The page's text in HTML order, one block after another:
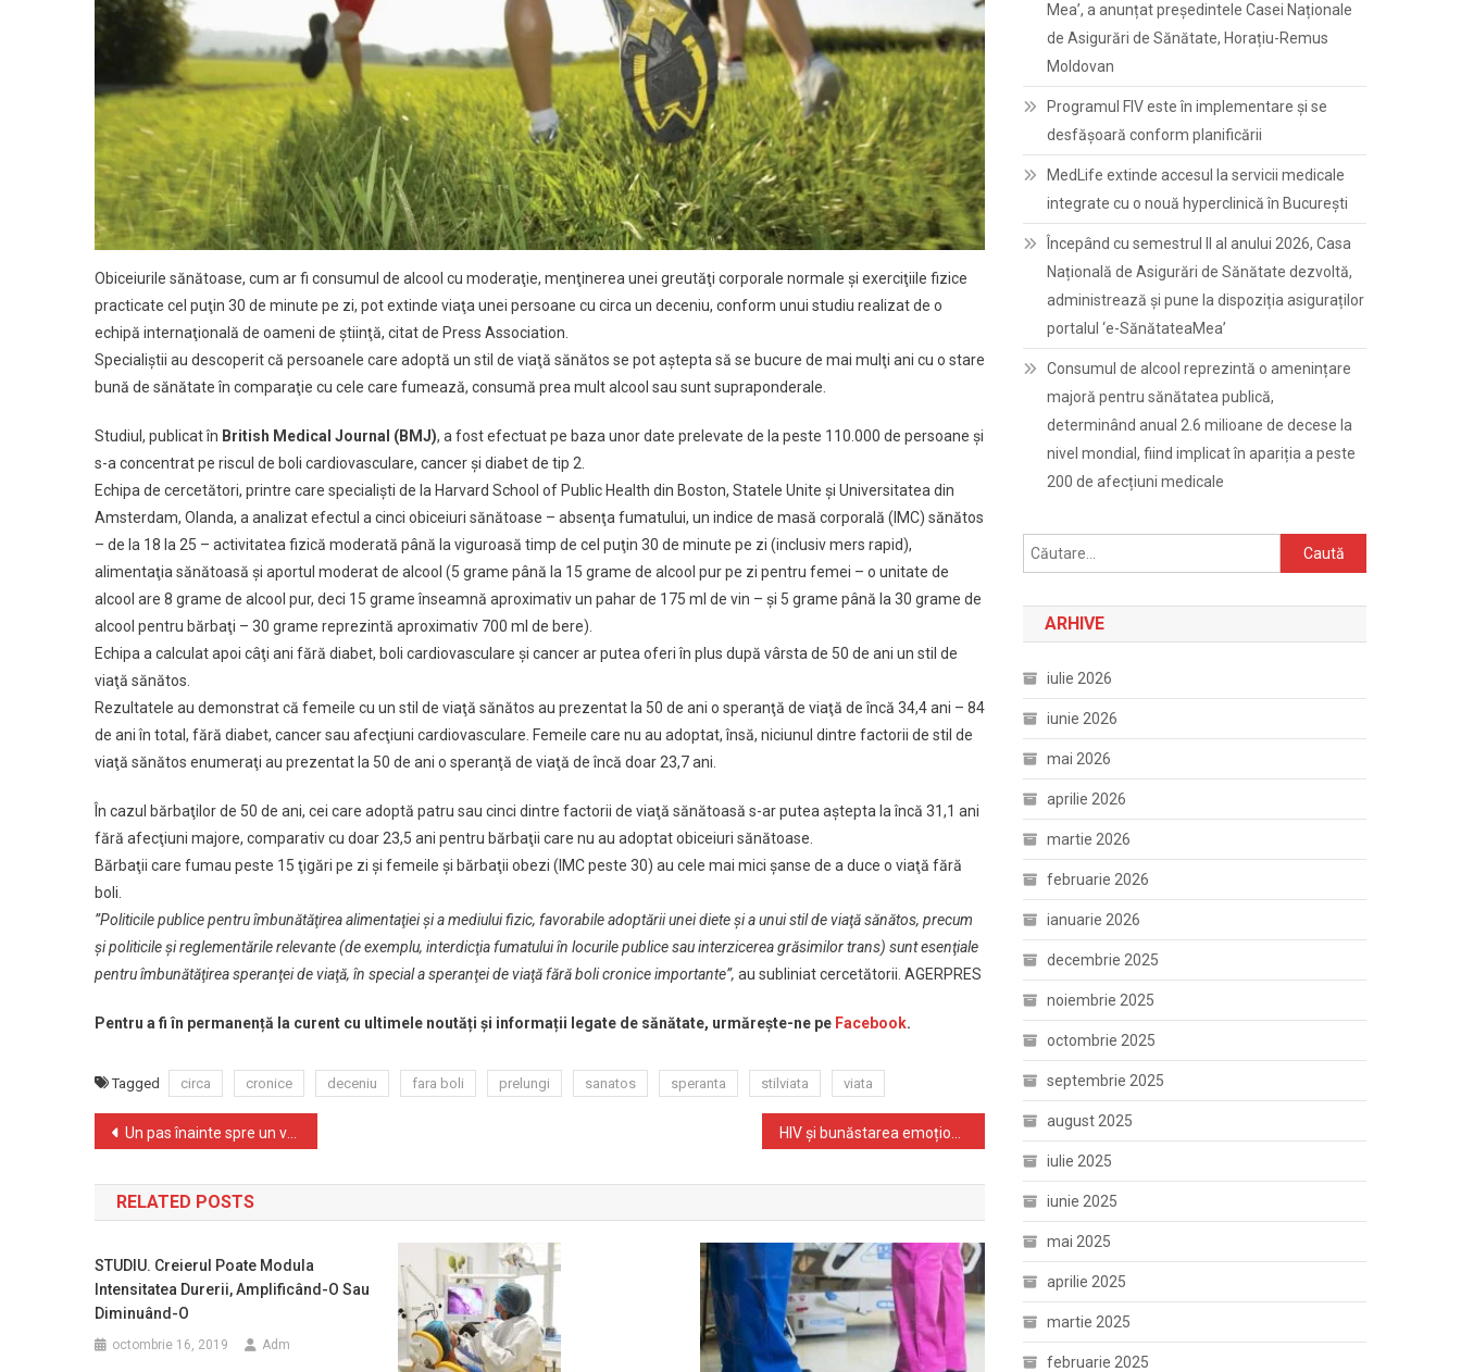
Obiceiurile sănătoase, cum ar fi consumul de alcool cu moderaţie, menţinerea unei greutăţi corporale normale şi exerciţiile fizice
practicate cel puţin 30 de minute pe zi, pot extinde viaţa unei persoane cu circa un deceniu, conform unui studiu realizat de o
echipă internaţională de oameni de ştiinţă, citat de Press Association.
Specialiştii au descoperit că persoanele care adoptă un stil de viaţă sănătos se pot aştepta să se bucure de mai mulţi ani cu o stare
bună de sănătate în comparaţie cu cele care fumează, consumă prea mult alcool sau sunt supraponderale.
Studiul, publicat în British Medical Journal (BMJ), a fost efectuat pe baza unor date prelevate de la peste 110.000 de persoane şi
s-a concentrat pe riscul de boli cardiovasculare, cancer şi diabet de tip 2.
Echipa de cercetători, printre care specialişti de la Harvard School of Public Health din Boston, Statele Unite şi Universitatea din
Amsterdam, Olanda, a analizat efectul a cinci obiceiuri sănătoase – absenţa fumatului, un indice de masă corporală (IMC) sănătos
– de la 18 la 25 – activitatea fizică moderată până la viguroasă timp de cel puţin 30 de minute pe zi (inclusiv mers rapid),
alimentaţia sănătoasă şi aportul moderat de alcool (5 grame până la 15 grame de alcool pur pe zi pentru femei – o unitate de
alcool are 8 grame de alcool pur, deci 15 grame înseamnă aproximativ un pahar de 175 ml de vin – şi 5 grame până la 30 grame de
alcool pentru bărbaţi – 30 grame reprezintă aproximativ 700 ml de bere).
Echipa a calculat apoi câţi ani fără diabet, boli cardiovasculare şi cancer ar putea oferi în plus după vârsta de 50 de ani un stil de
viaţă sănătos.
Rezultatele au demonstrat că femeile cu un stil de viaţă sănătos au prezentat la 50 de ani o speranţă de viaţă de încă 34,4 ani – 84
de ani în total, fără diabet, cancer sau afecţiuni cardiovasculare. Femeile care nu au adoptat, însă, niciunul dintre factorii de stil de
viaţă sănătos enumeraţi au prezentat la 50 de ani o speranţă de viaţă de încă doar 23,7 ani.
În cazul bărbaţilor de 50 de ani, cei care adoptă patru sau cinci dintre factorii de viaţă sănătoasă s-ar putea aştepta la încă 31,1 ani
fără afecţiuni majore, comparativ cu doar 23,5 ani pentru bărbaţii care nu au adoptat obiceiuri sănătoase.
Bărbaţii care fumau peste 15 ţigări pe zi şi femeile şi bărbaţii obezi (IMC peste 30) au cele mai mici şanse de a duce o viaţă fără
boli.
”Politicile publice pentru îmbunătăţirea alimentaţiei şi a mediului fizic, favorabile adoptării unei diete şi a unui stil de viaţă sănătos, precum
şi politicile şi reglementările relevante (de exemplu, interdicţia fumatului în locurile publice sau interzicerea grăsimilor trans) sunt esenţiale
pentru îmbunătăţirea speranţei de viaţă, în special a speranţei de viaţă fără boli cronice importante”, au subliniat cercetătorii. AGERPRES
Pentru a fi în permanență la curent cu ultimele noutăți și informații legate de sănătate, urmărește-ne pe Facebook.
Tagged circa cronice deceniu fara boli prelungi sanatos speranta stilviata viata
Navigare
în
articole
Un pas înainte spre un viitor fără HIV HIV și bunăstarea emoțională
RELATED POSTS
STUDIU. Creierul Poate Modula
Intensitatea Durerii, Amplificând-O Sau
Diminuând-O
octombrie 16, 2019 Adm
Mea’, a anunțat președintele Casei Naționale
de Asigurări de Sănătate, Horațiu-Remus
Moldovan
Programul FIV este în implementare și se
desfășoară conform planificării
MedLife extinde accesul la servicii medicale
integrate cu o nouă hyperclinică în București
Începând cu semestrul II al anului 2026, Casa
Națională de Asigurări de Sănătate dezvoltă,
administrează și pune la dispoziția asiguraților
portalul ‘e-SănătateaMea’
Consumul de alcool reprezintă o amenințare
majoră pentru sănătatea publică,
determinând anual 2.6 milioane de decese la
nivel mondial, fiind implicat în apariția a peste
200 de afecțiuni medicale
Caută
după:
ARHIVE
iulie 2026
iunie 2026
mai 2026
aprilie 2026
martie 2026
februarie 2026
ianuarie 2026
decembrie 2025
noiembrie 2025
octombrie 2025
septembrie 2025
august 2025
iulie 2025
iunie 2025
mai 2025
aprilie 2025
martie 2025
februarie 2025